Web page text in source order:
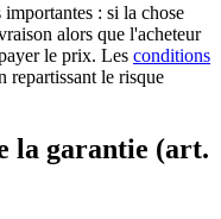
: si la chose
alors que l'acheteur
le prix. Les conditions
repartissant le risque
la garantie (art.